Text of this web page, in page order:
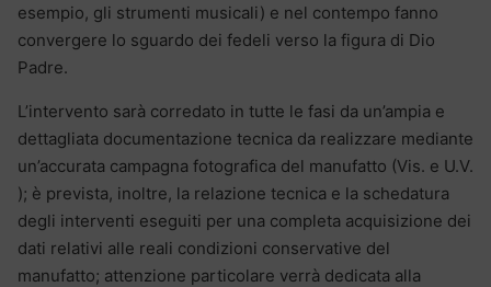
esempio, gli strumenti musicali) e nel contempo fanno
convergere lo sguardo dei fedeli verso la figura di Dio
Padre.
L’intervento sarà corredato in tutte le fasi da un’ampia e
dettagliata documentazione tecnica da realizzare mediante
un’accurata campagna fotografica del manufatto (Vis. e U.V.
); è prevista, inoltre, la relazione tecnica e la schedatura
degli interventi eseguiti per una completa acquisizione dei
dati relativi alle reali condizioni conservative del
manufatto; attenzione particolare verrà dedicata alla